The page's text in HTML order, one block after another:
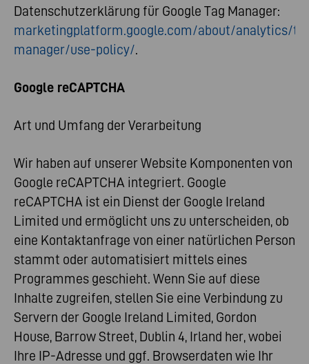
Datenschutzerklärung für Google Tag Manager:
marketingplatform.google.com/about/analytics/
manager/use-policy/.
Google reCAPTCHA
Art und Umfang der Verarbeitung
Wir haben auf unserer Website Komponenten von
Google reCAPTCHA integriert. Google
reCAPTCHA ist ein Dienst der Google Ireland
Limited und ermöglicht uns zu unterscheiden, ob
eine Kontaktanfrage von einer natürlichen Person
stammt oder automatisiert mittels eines
Programmes geschieht. Wenn Sie auf diese
Inhalte zugreifen, stellen Sie eine Verbindung zu
Servern der Google Ireland Limited, Gordon
House, Barrow Street, Dublin 4, Irland her, wobei
Ihre IP-Adresse und ggf. Browserdaten wie Ihr